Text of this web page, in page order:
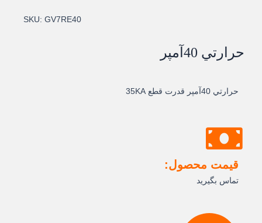
SKU: GV7RE40
حرارتي 40آمپر
حرارتي 40آمپر قدرت قطع 35KA
قیمت محصول:
تماس بگیرید